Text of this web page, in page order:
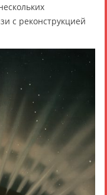
с реконструкцией